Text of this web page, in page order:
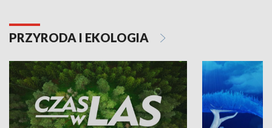
PRZYRODA I EKOLOGIA